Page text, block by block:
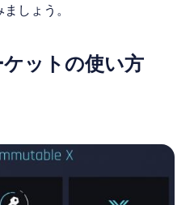
しょう。
ットの使い方